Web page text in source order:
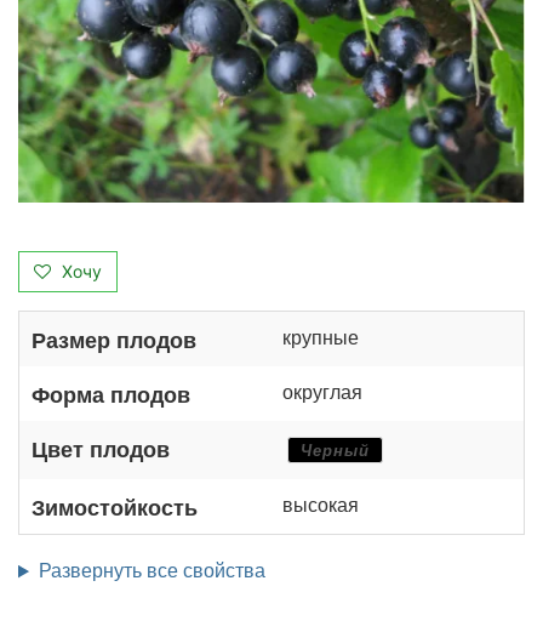
Хочу
Размер плодов крупные
Форма плодов округлая
Цвет плодов Черный
Зимостойкость высокая
Развернуть все свойства